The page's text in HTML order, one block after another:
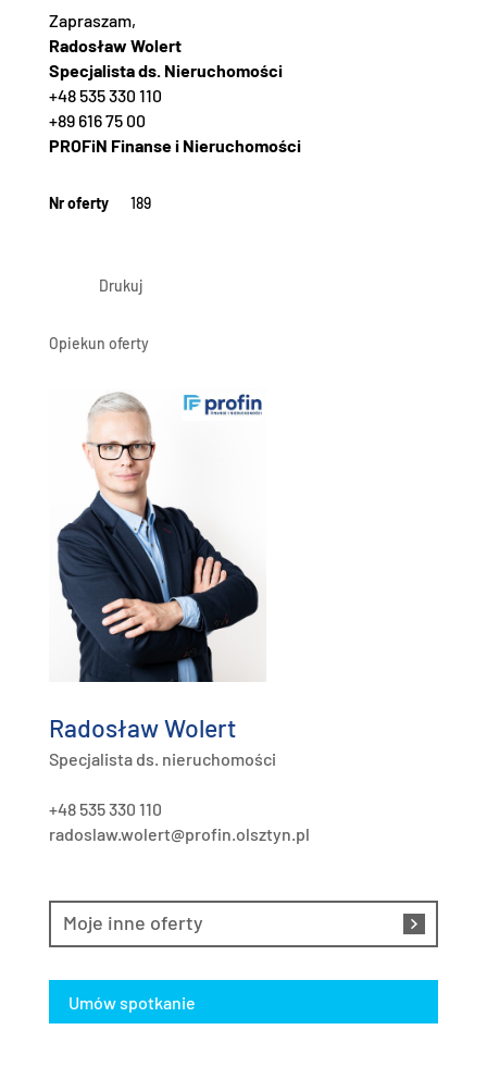
Zapraszam,
Radosław Wolert
Specjalista ds. Nieruchomości
+48 535 330 110
+89 616 75 00
PROFiN Finanse i Nieruchomości
Nr oferty 189
Drukuj
Opiekun oferty
Radosław Wolert
Specjalista ds. nieruchomości
+48 535 330 110
radoslaw.wolert@profin.olsztyn.pl
Moje inne oferty
Umów spotkanie